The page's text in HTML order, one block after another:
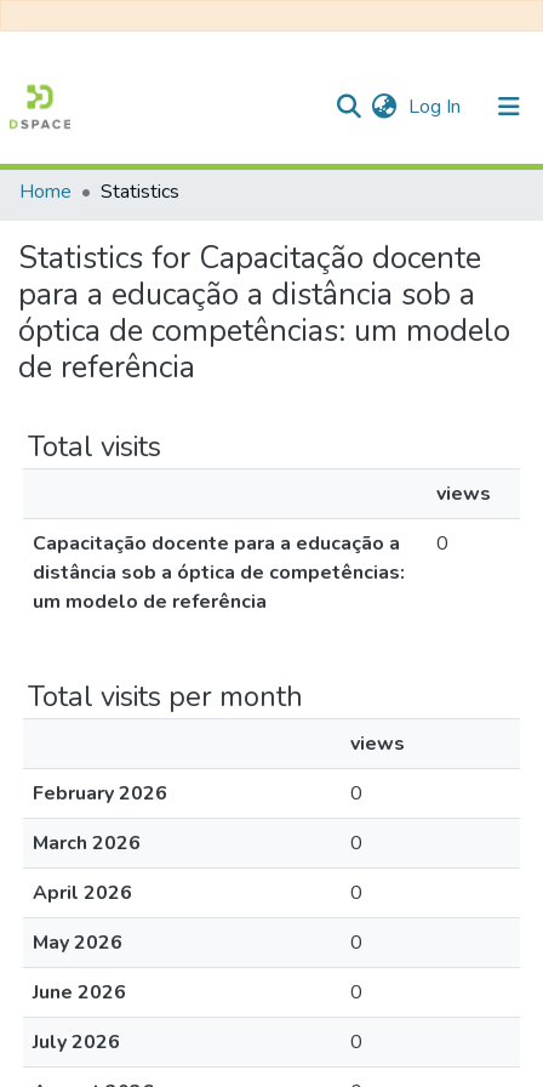
Log In (current)
All of DSpace
Home Statistics
Statistics for Capacitação docente
para a educação a distância sob a
óptica de competências: um modelo
de referência
Total visits
views
Capacitação docente para a educação a
distância sob a óptica de competências:
um modelo de referência
0
Total visits per month
views
February 2026
0
March 2026
0
April 2026
0
May 2026
0
June 2026
0
July 2026
0